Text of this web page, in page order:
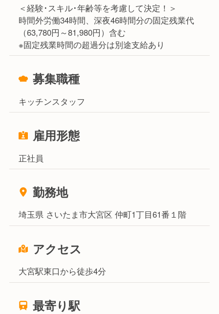
＜経験･スキル･年齢等を考慮して決定！＞
時間外労働34時間、深夜46時間分の固定残業代
（63,780円～81,980円）含む
※固定残業時間の超過分は別途支給あり
募集職種
キッチンスタッフ
雇用形態
正社員
勤務地
埼玉県 さいたま市大宮区 仲町1丁目61番１階
アクセス
大宮駅東口から徒歩4分
最寄り駅